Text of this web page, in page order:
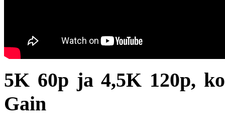
5K 60p ja 4,5K 120p,
Gain